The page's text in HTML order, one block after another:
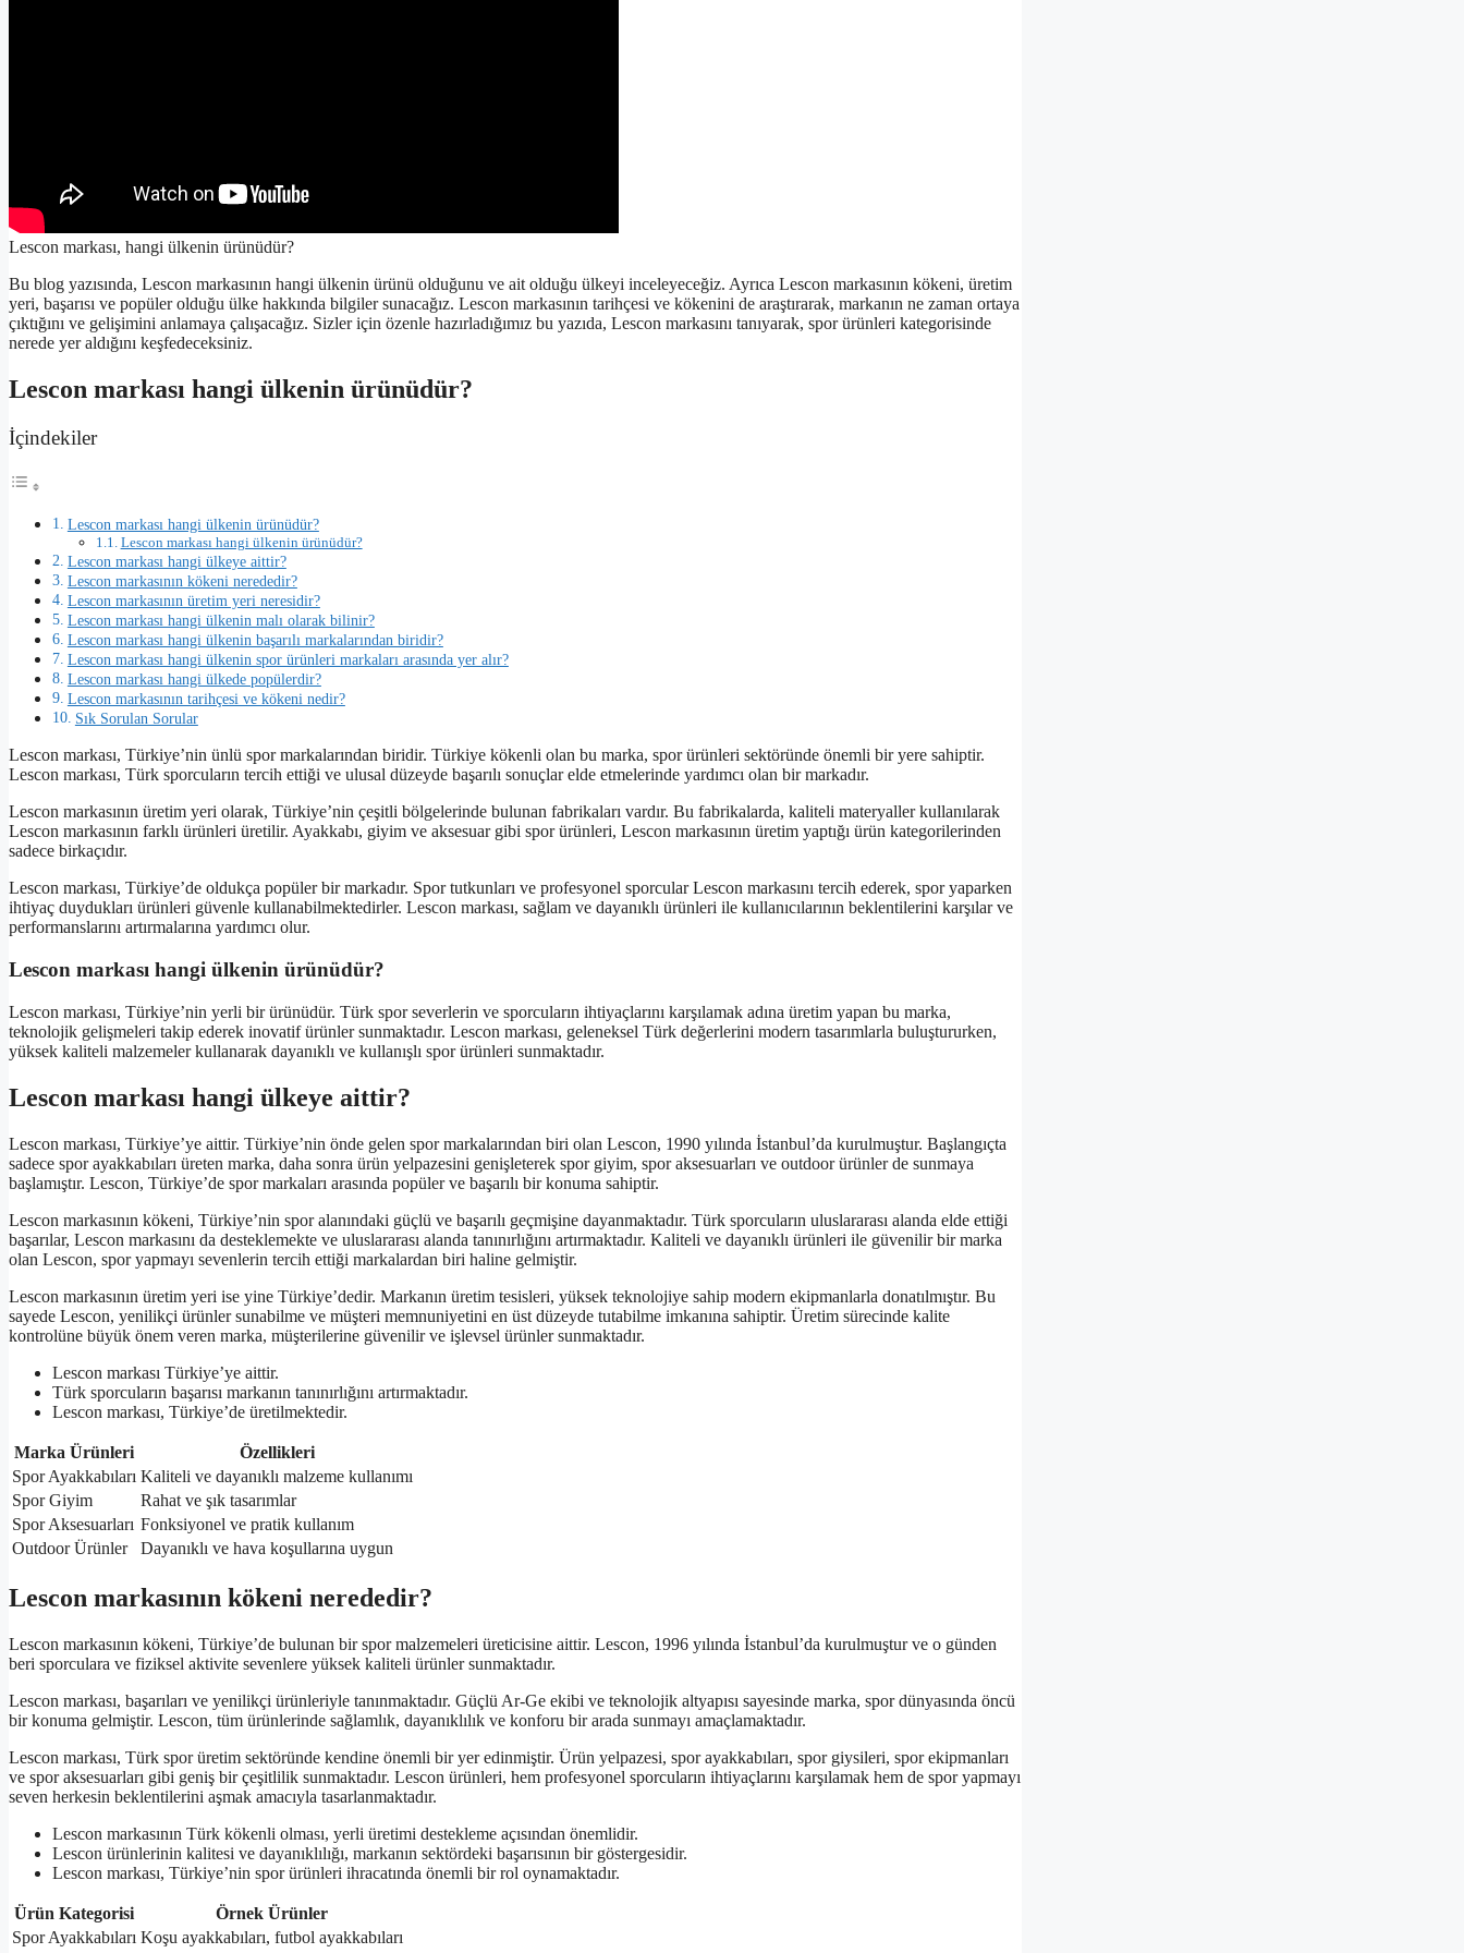
Lescon markası, hangi ülkenin ürünüdür?
Bu blog yazısında, Lescon markasının hangi ülkenin ürünü olduğunu ve ait olduğu ülkeyi inceleyeceğiz. Ayrıca Lescon markasının kökeni, üretim
yeri, başarısı ve popüler olduğu ülke hakkında bilgiler sunacağız. Lescon markasının tarihçesi ve kökenini de araştırarak, markanın ne zaman ortaya
çıktığını ve gelişimini anlamaya çalışacağız. Sizler için özenle hazırladığımız bu yazıda, Lescon markasını tanıyarak, spor ürünleri kategorisinde
nerede yer aldığını keşfedeceksiniz.
Lescon markası hangi ülkenin ürünüdür?
İçindekiler
Lescon markası hangi ülkenin ürünüdür?
Lescon markası hangi ülkenin ürünüdür?
Lescon markası hangi ülkeye aittir?
Lescon markasının kökeni nerededir?
Lescon markasının üretim yeri neresidir?
Lescon markası hangi ülkenin malı olarak bilinir?
Lescon markası hangi ülkenin başarılı markalarından biridir?
Lescon markası hangi ülkenin spor ürünleri markaları arasında yer alır?
Lescon markası hangi ülkede popülerdir?
Lescon markasının tarihçesi ve kökeni nedir?
Sık Sorulan Sorular
Lescon markası, Türkiye’nin ünlü spor markalarından biridir. Türkiye kökenli olan bu marka, spor ürünleri sektöründe önemli bir yere sahiptir.
Lescon markası, Türk sporcuların tercih ettiği ve ulusal düzeyde başarılı sonuçlar elde etmelerinde yardımcı olan bir markadır.
Lescon markasının üretim yeri olarak, Türkiye’nin çeşitli bölgelerinde bulunan fabrikaları vardır. Bu fabrikalarda, kaliteli materyaller kullanılarak
Lescon markasının farklı ürünleri üretilir. Ayakkabı, giyim ve aksesuar gibi spor ürünleri, Lescon markasının üretim yaptığı ürün kategorilerinden
sadece birkaçıdır.
Lescon markası, Türkiye’de oldukça popüler bir markadır. Spor tutkunları ve profesyonel sporcular Lescon markasını tercih ederek, spor yaparken
ihtiyaç duydukları ürünleri güvenle kullanabilmektedirler. Lescon markası, sağlam ve dayanıklı ürünleri ile kullanıcılarının beklentilerini karşılar ve
performanslarını artırmalarına yardımcı olur.
Lescon markası hangi ülkenin ürünüdür?
Lescon markası, Türkiye’nin yerli bir ürünüdür. Türk spor severlerin ve sporcuların ihtiyaçlarını karşılamak adına üretim yapan bu marka,
teknolojik gelişmeleri takip ederek inovatif ürünler sunmaktadır. Lescon markası, geleneksel Türk değerlerini modern tasarımlarla buluştururken,
yüksek kaliteli malzemeler kullanarak dayanıklı ve kullanışlı spor ürünleri sunmaktadır.
Lescon markası hangi ülkeye aittir?
Lescon markası, Türkiye’ye aittir. Türkiye’nin önde gelen spor markalarından biri olan Lescon, 1990 yılında İstanbul’da kurulmuştur. Başlangıçta
sadece spor ayakkabıları üreten marka, daha sonra ürün yelpazesini genişleterek spor giyim, spor aksesuarları ve outdoor ürünler de sunmaya
başlamıştır. Lescon, Türkiye’de spor markaları arasında popüler ve başarılı bir konuma sahiptir.
Lescon markasının kökeni, Türkiye’nin spor alanındaki güçlü ve başarılı geçmişine dayanmaktadır. Türk sporcuların uluslararası alanda elde ettiği
başarılar, Lescon markasını da desteklemekte ve uluslararası alanda tanınırlığını artırmaktadır. Kaliteli ve dayanıklı ürünleri ile güvenilir bir marka
olan Lescon, spor yapmayı sevenlerin tercih ettiği markalardan biri haline gelmiştir.
Lescon markasının üretim yeri ise yine Türkiye’dedir. Markanın üretim tesisleri, yüksek teknolojiye sahip modern ekipmanlarla donatılmıştır. Bu
sayede Lescon, yenilikçi ürünler sunabilme ve müşteri memnuniyetini en üst düzeyde tutabilme imkanına sahiptir. Üretim sürecinde kalite
kontrolüne büyük önem veren marka, müşterilerine güvenilir ve işlevsel ürünler sunmaktadır.
Lescon markası Türkiye’ye aittir.
Türk sporcuların başarısı markanın tanınırlığını artırmaktadır.
Lescon markası, Türkiye’de üretilmektedir.
Marka Ürünleri
Özellikleri
Spor Ayakkabıları Kaliteli ve dayanıklı malzeme kullanımı
Spor Giyim
Rahat ve şık tasarımlar
Spor Aksesuarları Fonksiyonel ve pratik kullanım
Outdoor Ürünler
Dayanıklı ve hava koşullarına uygun
Lescon markasının kökeni nerededir?
Lescon markasının kökeni, Türkiye’de bulunan bir spor malzemeleri üreticisine aittir. Lescon, 1996 yılında İstanbul’da kurulmuştur ve o günden
beri sporculara ve fiziksel aktivite sevenlere yüksek kaliteli ürünler sunmaktadır.
Lescon markası, başarıları ve yenilikçi ürünleriyle tanınmaktadır. Güçlü Ar-Ge ekibi ve teknolojik altyapısı sayesinde marka, spor dünyasında öncü
bir konuma gelmiştir. Lescon, tüm ürünlerinde sağlamlık, dayanıklılık ve konforu bir arada sunmayı amaçlamaktadır.
Lescon markası, Türk spor üretim sektöründe kendine önemli bir yer edinmiştir. Ürün yelpazesi, spor ayakkabıları, spor giysileri, spor ekipmanları
ve spor aksesuarları gibi geniş bir çeşitlilik sunmaktadır. Lescon ürünleri, hem profesyonel sporcuların ihtiyaçlarını karşılamak hem de spor yapmayı
seven herkesin beklentilerini aşmak amacıyla tasarlanmaktadır.
Lescon markasının Türk kökenli olması, yerli üretimi destekleme açısından önemlidir.
Lescon ürünlerinin kalitesi ve dayanıklılığı, markanın sektördeki başarısının bir göstergesidir.
Lescon markası, Türkiye’nin spor ürünleri ihracatında önemli bir rol oynamaktadır.
Ürün Kategorisi
Örnek Ürünler
Spor Ayakkabıları Koşu ayakkabıları, futbol ayakkabıları